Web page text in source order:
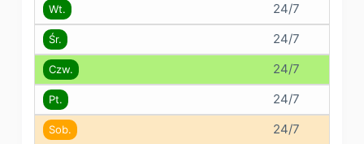
Wt. 24/7
Śr. 24/7
Czw. 24/7
Pt. 24/7
Sob. 24/7